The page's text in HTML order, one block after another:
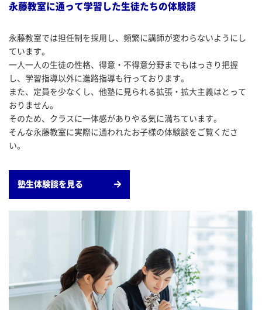
2026/05/25 お知らせ 小学生 中学生
2026/05/25 お知らせ 小学生 中学生
第９回 フェスタＴＯＫＹＯ 私学から世界へ
2026/05/25 お知らせ 小学生
2026/05/19 中学生 補講
１学期学年末テスト対策のお知らせ
四谷大塚 第２回合不合判定ﾃｽﾄ(7/5)のお知らせ
2026/05/19 小学生 テスト
永藤教室に通って学習した生徒たちの体験談
永藤教室では担任制を採用し、頻繁に講師が変わらないようにし
ています。
一人一人の生徒の性格、得意・不得意分野までもはっきり把握
し、学習指導以外に進路指導も行っております。
また、定員を少なくし、他塾に見られる拡張・拡大主義はとって
おりません。
そのため、クラスに一体感がありやる気に満ちています。
そんな永藤教室に実際に通われたお子様の体験談をご覧くださ
い。
塾生体験談を見る